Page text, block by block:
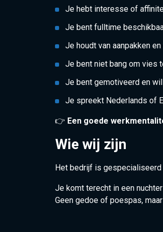
Je hebt interesse of
Je bent fulltime
Je houdt van aanpakken
Je bent niet bang om vies
Je bent gemotiveerd en
Je spreekt Nederlands of
👉 Een goede
Wie wij zijn
Het bedrijf is
Je komt terecht in een
Geen gedoe of poespas,